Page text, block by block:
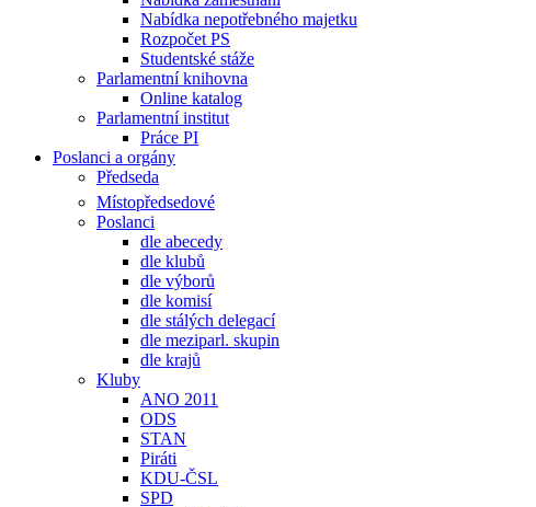
Nabídka nepotřebného majetku
Rozpočet PS
Studentské stáže
Parlamentní knihovna
Online katalog
Parlamentní institut
Práce PI
Poslanci a orgány
Předseda
Místopředsedové
Poslanci
dle abecedy
dle klubů
dle výborů
dle komisí
dle stálých delegací
dle meziparl. skupin
dle krajů
Kluby
ANO 2011
ODS
STAN
Piráti
KDU-ČSL
SPD